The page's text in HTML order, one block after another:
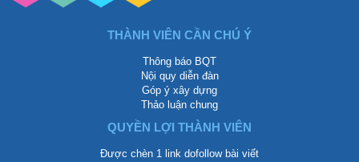
THÀNH VIÊN CẦN CHÚ Ý
Thông báo BQT
Nội quy diễn đàn
Góp ý xây dựng
Thảo luận chung
QUYỀN LỢI THÀNH VIÊN
Được chèn 1 link dofollow bài viết